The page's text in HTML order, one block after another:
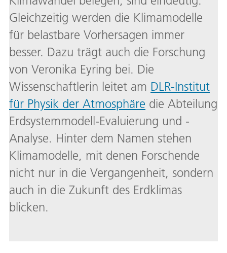
Gleichzeitig werden die Klimamodelle
für belastbare Vorhersagen immer
besser. Dazu trägt auch die Forschung
von Veronika Eyring bei. Die
Wissenschaftlerin leitet am DLR-Institut
für Physik der Atmosphäre die Abteilung
Erdsystemmodell-Evaluierung und -
Analyse. Hinter dem Namen stehen
Klimamodelle, mit denen Forschende
nicht nur in die Vergangenheit, sondern
auch in die Zukunft des Erdklimas
blicken.